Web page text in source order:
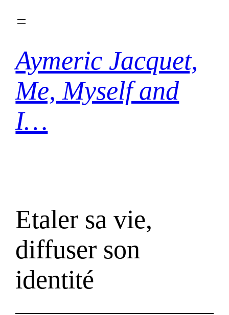
Aymeric Jacquet,
Me, Myself and
I…
Etaler sa vie,
diffuser son
identité